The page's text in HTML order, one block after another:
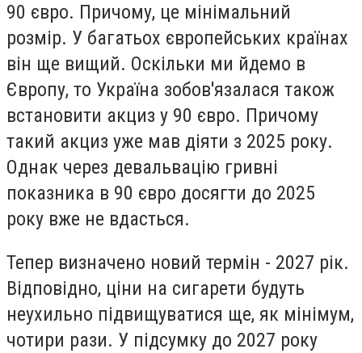
90 євро. Причому, це мінімальний
розмір. У багатьох європейських країнах
він ще вищий. Оскільки ми йдемо в
Європу, то Україна зобов'язалася також
встановити акциз у 90 євро. Причому
такий акциз уже мав діяти з 2025 року.
Однак через девальвацію гривні
показника в 90 євро досягти до 2025
року вже не вдасться.
Тепер визначено новий термін - 2027 рік.
Відповідно, ціни на сигарети будуть
неухильно підвищуватися ще, як мінімум,
чотири рази. У підсумку до 2027 року